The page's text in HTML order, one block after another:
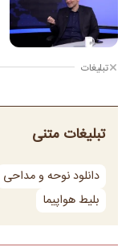
تبلیغات
تبلیغات متنی
دانلود نوحه و مداحی
بلیط هواپیما